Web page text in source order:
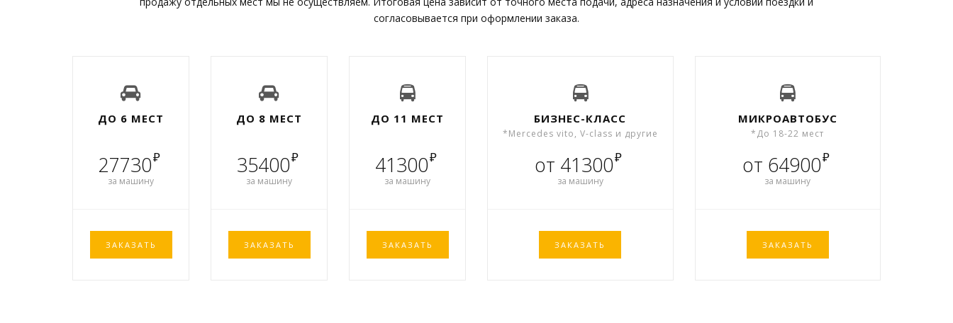
согласовывается при оформлении заказа.
ДО 6 МЕСТ
27730₽
за машину
ЗАКАЗАТЬ
ДО 8 МЕСТ
35400₽
за машину
ЗАКАЗАТЬ
ДО 11 МЕСТ
41300₽
за машину
ЗАКАЗАТЬ
БИЗНЕС-КЛАСС
*Mercedes vito, V-class и другие
от 41300₽
за машину
ЗАКАЗАТЬ
МИКРОАВТОБУС
*До 18-22 мест
от 64900₽
за машину
ЗАКАЗАТЬ